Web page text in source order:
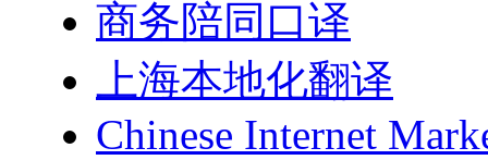
商务陪同口译
上海本地化翻译
Chinese Internet